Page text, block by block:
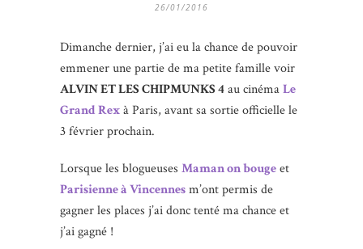
26/01/2016
Dimanche dernier, j’ai eu la chance de pouvoir
emmener une partie de ma petite famille voir
ALVIN ET LES CHIPMUNKS 4au cinémaLe
Grand Rexà Paris, avant sa sortie officielle le
3 février prochain.
Lorsque les blogueuses Maman on bougeet
Parisienne à Vincennesm’ont permis de
gagner les places j’ai donc tenté ma chance et
j’ai gagné !